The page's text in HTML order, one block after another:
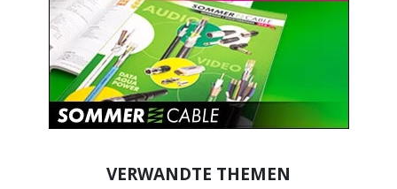
VERWANDTE THEMEN